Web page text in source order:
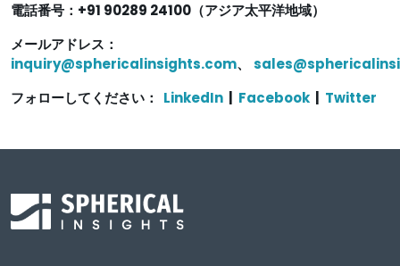
電話番号：+91 90289 24100（アジア太平洋地域）
メールアドレス：
inquiry@sphericalinsights.com、
フォローしてください： LinkedIn Facebook Twitter